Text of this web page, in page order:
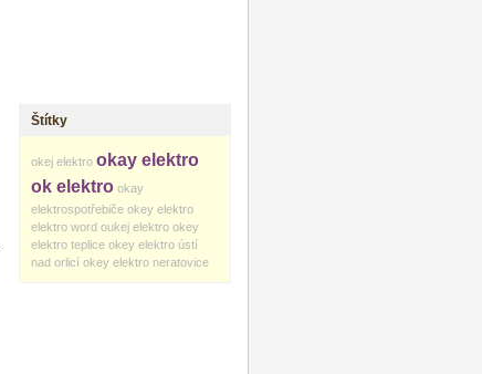
Štítky
okej elektro okay elektro
ok elektro okay
elektrospotřebiče okey elektro
elektro word oukej elektro okey
elektro teplice okey elektro ústí
nad orlicí okey elektro neratovice